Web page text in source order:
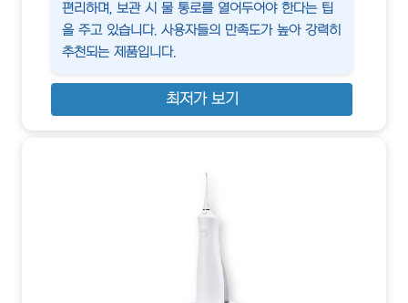
편리하며, 보관 시 물 통로를 열어두어야 한다는 팁
을 주고 있습니다. 사용자들의 만족도가 높아 강력히
추천되는 제품입니다.
최저가 보기